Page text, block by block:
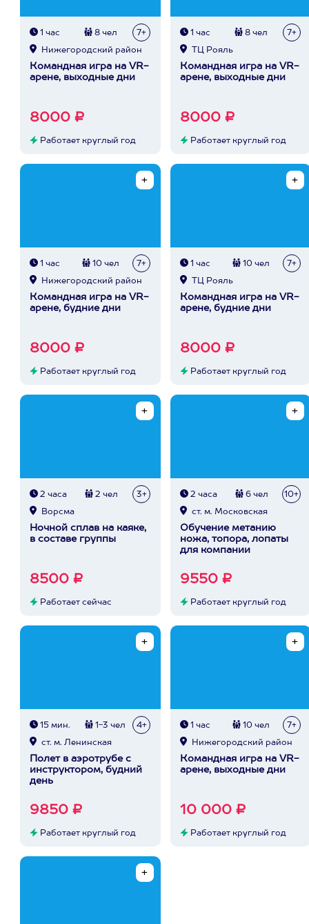
1 час 8 чел 7+
Нижегородский район
Командная игра на VR-
арене, выходные дни
8000 ₽
Работает круглый год
1 час 8 чел 7+
ТЦ Рояль
Командная игра на VR-
арене, выходные дни
8000 ₽
Работает круглый год
1 час 10 чел 7+
Нижегородский район
Командная игра на VR-
арене, будние дни
8000 ₽
Работает круглый год
1 час 10 чел 7+
ТЦ Рояль
Командная игра на VR-
арене, будние дни
8000 ₽
Работает круглый год
2 часа 2 чел 3+
Ворсма
Ночной сплав на каяке,
в составе группы
8500 ₽
Работает сейчас
2 часа 6 чел 10+
ст. м. Московская
Обучение метанию
ножа, топора, лопаты
для компании
9550 ₽
Работает круглый год
15 мин. 1-3 чел 4+
ст. м. Ленинская
Полет в аэротрубе с
инструктором, будний
день
9850 ₽
Работает круглый год
1 час 10 чел 7+
Нижегородский район
Командная игра на VR-
арене, выходные дни
10 000 ₽
Работает круглый год